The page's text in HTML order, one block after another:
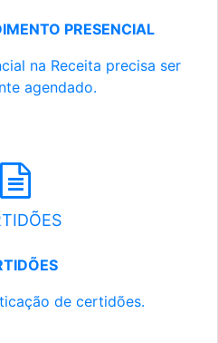
PRESENCIAL
na Receita precisa ser
agendado.
de certidões.